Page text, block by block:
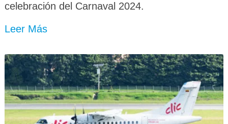
celebración del Carnaval 2024.
Leer Más